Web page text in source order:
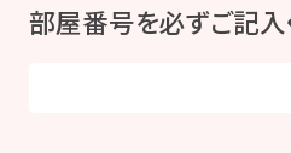
部屋番号を必ずご記入